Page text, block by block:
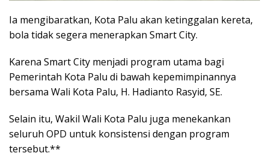
Ia mengibaratkan, Kota Palu akan ketinggalan kereta,
bola tidak segera menerapkan Smart City.
Karena Smart City menjadi program utama bagi
Pemerintah Kota Palu di bawah kepemimpinannya
bersama Wali Kota Palu, H. Hadianto Rasyid, SE.
Selain itu, Wakil Wali Kota Palu juga menekankan
seluruh OPD untuk konsistensi dengan program
tersebut.**